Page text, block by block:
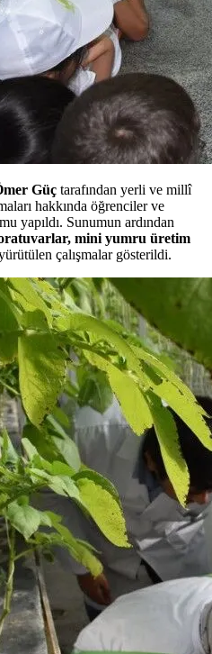
Güç tarafından yerli ve millî
hakkında öğrenciler ve
yapıldı. Sunumun ardından
mini yumru üretim
çalışmalar gösterildi.